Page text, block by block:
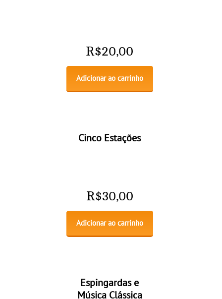
R$20,00
Adicionar ao carrinho
Cinco Estações
R$30,00
Adicionar ao carrinho
Espingardas e
Música Clássica